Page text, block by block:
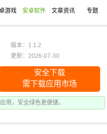
游戏 安卓软件 文章资讯 专题
安全下载
需下载应用市场
用，安全绿色更便捷。
版本：1.1.2
更新：2026-07-30